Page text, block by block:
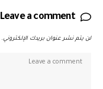
Leave a comment
لن يتم نشر عنوان بريدك الإلكتروني.